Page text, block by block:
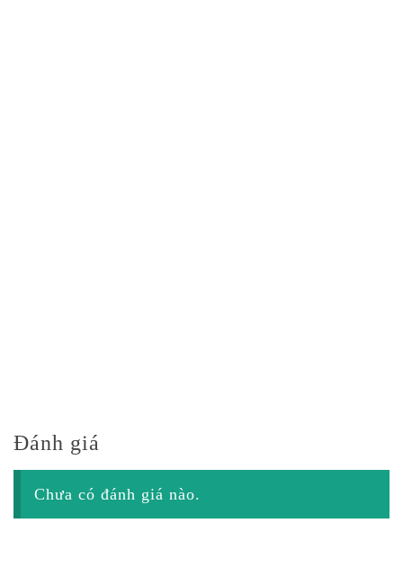
Đánh giá
Chưa có đánh giá nào.